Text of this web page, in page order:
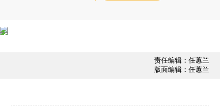
责任编辑：任蕙兰
版面编辑：任蕙兰